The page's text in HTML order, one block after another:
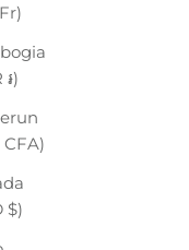
(BIF Fr)
(KHR ៛)
(XAF CFA)
(CAD $)
e
(XCD $)